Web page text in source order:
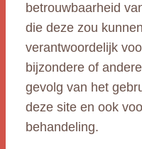
betrouwbaarheid
die deze zou
verantwoordelijk
bijzondere of
gevolg van het
deze site en ook
behandeling.